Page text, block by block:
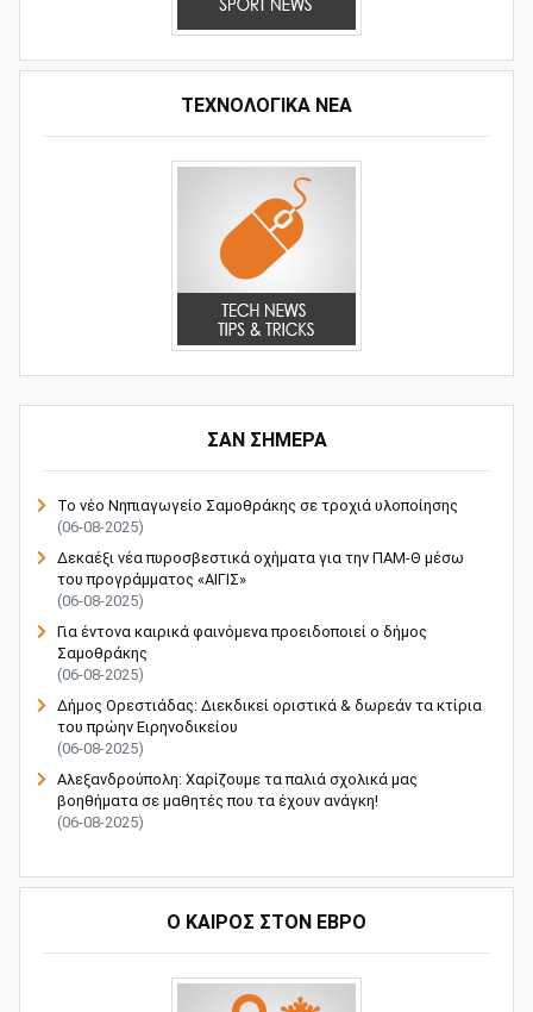
ΤΕΧΝΟΛΟΓΙΚΑ ΝΕΑ
ΣΑΝ ΣΗΜΕΡΑ
Το νέο Νηπιαγωγείο Σαμοθράκης σε τροχιά υλοποίησης
(06-08-2025)
Δεκαέξι νέα πυροσβεστικά οχήματα για την ΠΑΜ-Θ μέσω
του προγράμματος «ΑΙΓΙΣ»
(06-08-2025)
Για έντονα καιρικά φαινόμενα προειδοποιεί ο δήμος
Σαμοθράκης
(06-08-2025)
Δήμος Ορεστιάδας: Διεκδικεί οριστικά & δωρεάν τα κτίρια
του πρώην Ειρηνοδικείου
(06-08-2025)
Αλεξανδρούπολη: Χαρίζουμε τα παλιά σχολικά μας
βοηθήματα σε μαθητές που τα έχουν ανάγκη!
(06-08-2025)
Ο ΚΑΙΡΟΣ ΣΤΟΝ ΕΒΡΟ